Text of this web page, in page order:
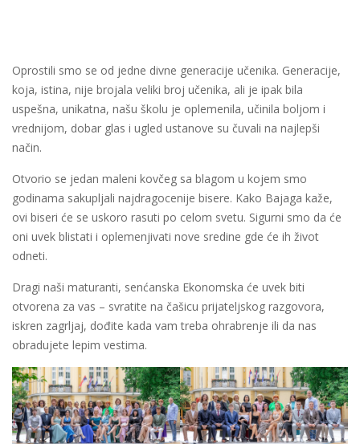
Oprostili smo se od jedne divne generacije učenika. Generacije,
koja, istina, nije brojala veliki broj učenika, ali je ipak bila
uspešna, unikatna, našu školu je oplemenila, učinila boljom i
vrednijom, dobar glas i ugled ustanove su čuvali na najlepši
način.
Otvorio se jedan maleni kovčeg sa blagom u kojem smo
godinama sakupljali najdragocenije bisere. Kako Bajaga kaže,
ovi biseri će se uskoro rasuti po celom svetu. Sigurni smo da će
oni uvek blistati i oplemenjivati nove sredine gde će ih život
odneti.
Dragi naši maturanti, senćanska Ekonomska će uvek biti
otvorena za vas – svratite na čašicu prijateljskog razgovora,
iskren zagrljaj, dođite kada vam treba ohrabrenje ili da nas
obradujete lepim vestima.